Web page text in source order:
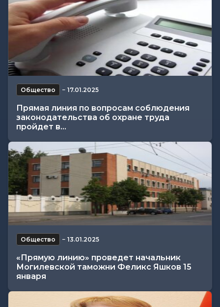
Общество − 17.01.2025
Прямая линия по вопросам соблюдения
законодательства об охране труда
пройдет в...
Общество − 13.01.2025
«Прямую линию» проведет начальник
Могилевской таможни Феликс Яшков 15
января